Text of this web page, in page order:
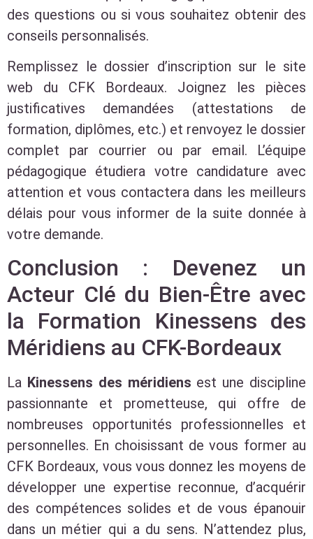
des questions ou si vous souhaitez obtenir des
conseils personnalisés.
Remplissez le dossier d’inscription sur le site
web du CFK Bordeaux. Joignez les pièces
justificatives demandées (attestations de
formation, diplômes, etc.) et renvoyez le dossier
complet par courrier ou par email. L’équipe
pédagogique étudiera votre candidature avec
attention et vous contactera dans les meilleurs
délais pour vous informer de la suite donnée à
votre demande.
Conclusion : Devenez un
Acteur Clé du Bien-Être avec
la Formation Kinessens des
Méridiens au CFK-Bordeaux
La Kinessens des méridiens est une discipline
passionnante et prometteuse, qui offre de
nombreuses opportunités professionnelles et
personnelles. En choisissant de vous former au
CFK Bordeaux, vous vous donnez les moyens de
développer une expertise reconnue, d’acquérir
des compétences solides et de vous épanouir
dans un métier qui a du sens. N’attendez plus,